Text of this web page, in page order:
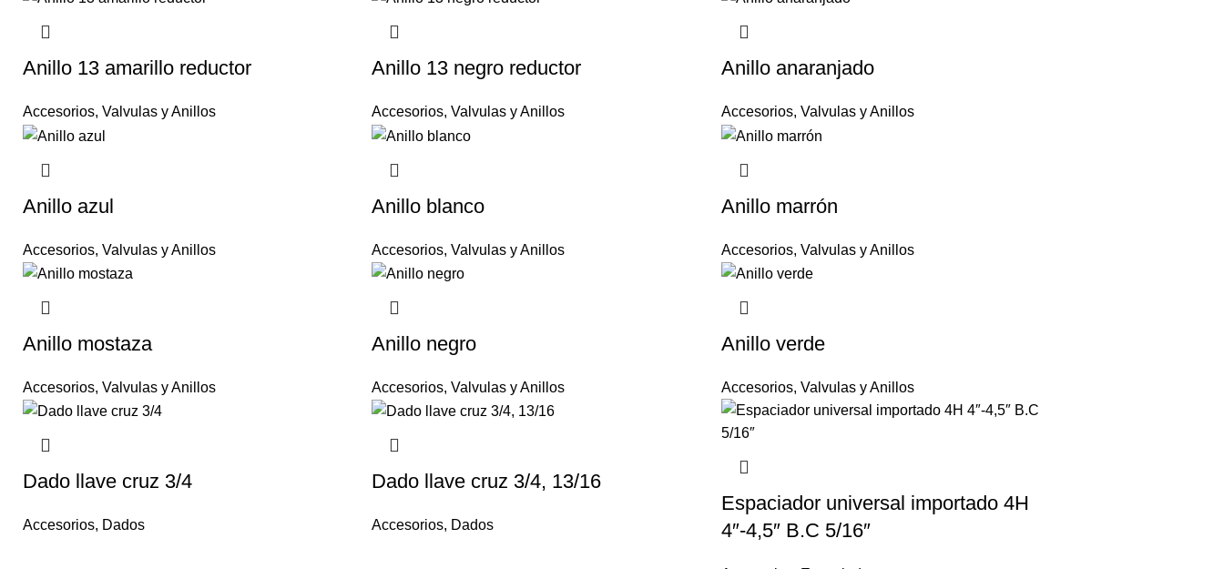
Anillo 13 amarillo reductor
Accesorios, Valvulas y Anillos
Anillo 13 negro reductor
Accesorios,Valvulas y Anillos
Anillo anaranjado
Accesorios, Valvulas y Anillos
Anillo azul
Accesorios, Valvulas y Anillos
Anillo blanco
Accesorios,Valvulas y Anillos
Anillo marrón
Accesorios, Valvulas y Anillos
Anillo mostaza
Accesorios, Valvulas y Anillos
Anillo negro
Accesorios,Valvulas y Anillos
Anillo verde
Accesorios, Valvulas y Anillos
Dado llave cruz 3/4
Accesorios, Dados
Dado llave cruz 3/4, 13/16
Accesorios, Dados
Espaciador universal importado 4H
4″-4,5″ B.C 5/16″